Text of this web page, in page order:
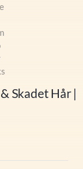
Skadet Hår |